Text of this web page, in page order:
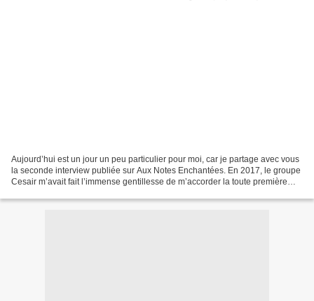
Aujourd’hui est un jour un peu particulier pour moi, car je partage avec vous
la seconde interview publiée sur Aux Notes Enchantées. En 2017, le groupe
Cesair m’avait fait l’immense gentillesse de m’accorder la toute première